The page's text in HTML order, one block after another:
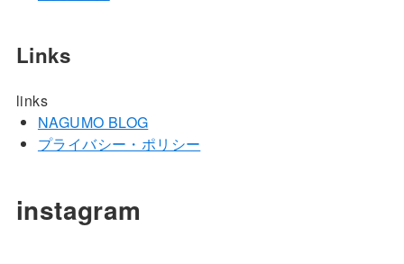
Links
links
NAGUMO BLOG
プライバシー・ポリシー
instagram